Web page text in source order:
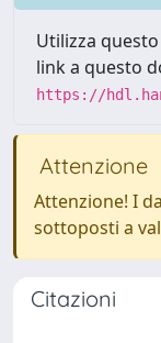
Utilizza
link a questo
https://
Attenzione
Attenzione! I
sottoposti a
Citazioni